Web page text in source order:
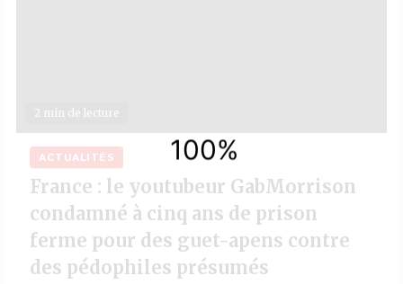
2 min de lecture
ACTUALITÉS
France : le youtubeur GabMorrison
condamné à cinq ans de prison
ferme pour des guet-apens contre
des pédophiles présumés